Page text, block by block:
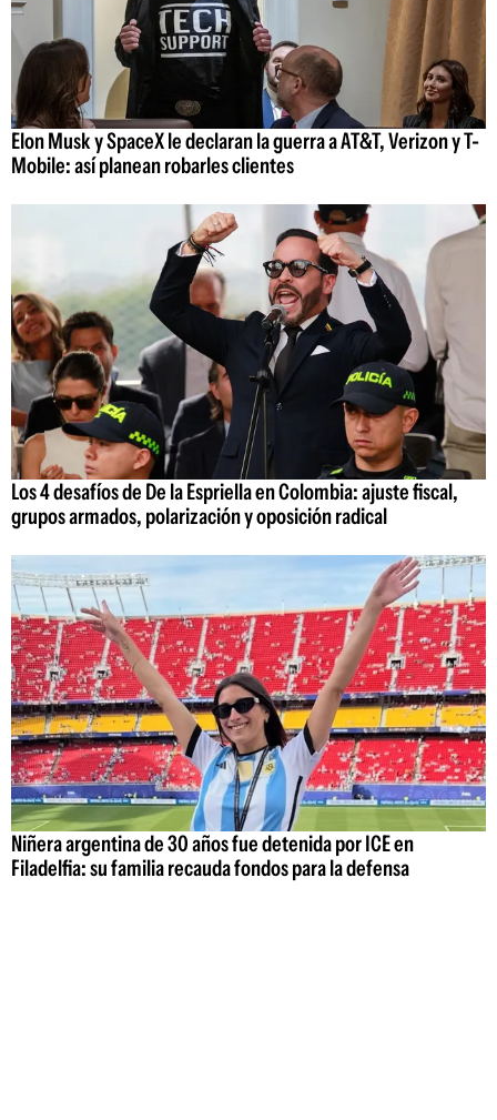
Elon Musk y SpaceX le declaran la guerra a AT&T, Verizon y T-
Mobile: así planean robarles clientes
Los 4 desafíos de De la Espriella en Colombia: ajuste fiscal,
grupos armados, polarización y oposición radical
Niñera argentina de 30 años fue detenida por ICE en
Filadelfia: su familia recauda fondos para la defensa